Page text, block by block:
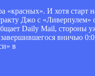
«красных». И хотя старт
Джо с «Ливерпулем»
Daily Mail, стороны
вничью
в